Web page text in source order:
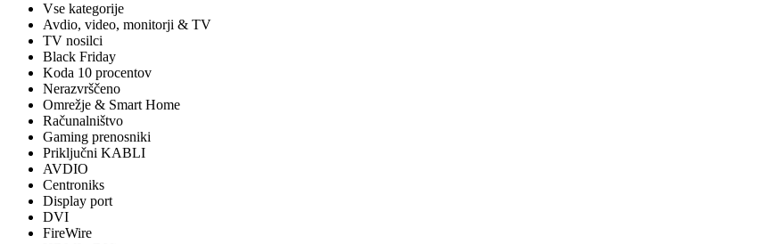
Vse kategorije
Avdio, video, monitorji & TV
TV nosilci
Black Friday
Koda 10 procentov
Nerazvrščeno
Omrežje & Smart Home
Računalništvo
Gaming prenosniki
Priključni KABLI
AVDIO
Centroniks
Display port
DVI
FireWire